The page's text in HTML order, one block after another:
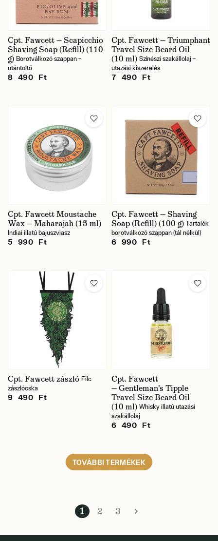
Cpt. Fawcett — Scapicchio
Shaving Soap (Refill) (110
g) Borotválkozó szappan –
utántöltő
8 490 Ft
Cpt. Fawcett — Triumphant
Travel Size Beard Oil
(10 ml) Színészi szakállolaj –
utazási kiszerelés
7 490 Ft
Cpt. Fawcett Moustache
Wax — Maharajah (15 ml)
Indiai illatú bajuszviasz
5 990 Ft
Cpt. Fawcett — Shaving
Soap (Refill) (100 g) Tartalék
borotválkozó szappan (tál nélkül)
6 990 Ft
Cpt. Fawcett zászló Filc
zászlócska
9 490 Ft
Cpt. Fawcett
— Gentleman's Tipple
Travel Size Beard Oil
(10 ml) Whisky illatú utazási
szakállolaj
6 490 Ft
TOVÁBBI TERMÉKEK
1 2 3